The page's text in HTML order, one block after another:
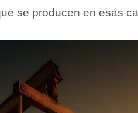
se producen en esas